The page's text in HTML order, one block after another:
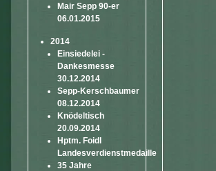
Mair Sepp 90-er
06.01.2015
2014
Einsiedelei -
Dankesmesse
30.12.2014
Sepp-Kerschbaumer
08.12.2014
Knödeltisch
20.09.2014
Hptm. Foidl
Landesverdienstmedaille
35 Jahre